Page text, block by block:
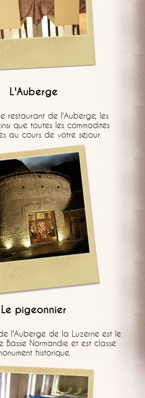
L'Auberge
restaurant de l'Auberge, les
que toutes les commodités
au cours de votre séjour.
Le pigeonnier
l'Auberge de la Luzerne est le
Basse Normandie et est classé
historique.